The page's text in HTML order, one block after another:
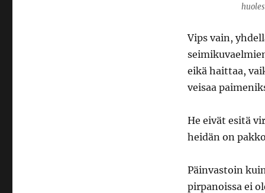
Vips vain,
eikä haittaa,
veisaa
He eivät esitä
heidän on
Päinvastoin
pirpanoissa ei